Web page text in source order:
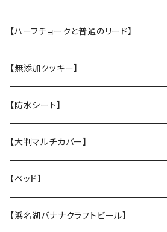
・M中型犬用 高さある子
【張替え】布部分を新品に交換
・L大型犬 走る・登る・アクティブ系
・M 中型犬用 コーギー・ボーダー・柴犬
・S 小型犬用 小さい子はこちら
・【張替え】布部分を新品に交換
【ハーフチョークと普通のリード】
・【L】レトリバーサイズ（横幅2.5cm）
・【M】中型犬サイズ(横幅2cm）
・【S】 小型犬サイズ（横幅1,5cm）
・【張替え】布部分を新品に交換
【無添加クッキー】
うちの子オリジナル
お悔やみクッキー
ホリデークッキー
【防水シート】
【大判マルチカバー】
【ベッド】
★なみなみウレタンのオーソペディック
【浜名湖バナナクラフトビール】